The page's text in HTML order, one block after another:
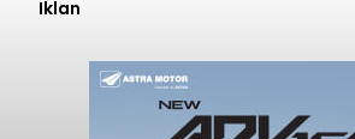
Iklan